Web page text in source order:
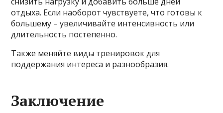
отдыха. Если наоборот чувствуете, что готовы к
большему – увеличивайте интенсивность или
длительность постепенно.
Также меняйте виды тренировок для
поддержания интереса и разнообразия.
Заключение